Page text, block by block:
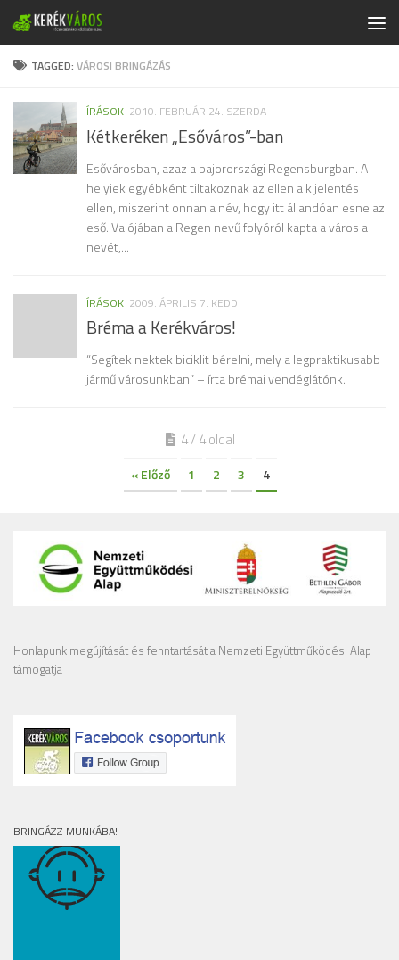
Skip to content
TAGGED:VÁROSI BRINGÁZÁS
ÍRÁSOK 2010. FEBRUÁR 24. SZERDA
Kétkeréken „Esőváros”-ban
Esővárosban, azaz a bajorországi Regensburgban. A
helyiek egyébként tiltakoznak az ellen a kijelentés
ellen, miszerint onnan a név, hogy itt állandóan esne az
eső. Valójában a Regen nevű folyóról kapta a város a
nevét,...
ÍRÁSOK 2009. ÁPRILIS 7. KEDD
Bréma a Kerékváros!
“Segítek nektek biciklit bérelni, mely a legpraktikusabb
jármű városunkban” – írta brémai vendéglátónk.
4 / 4 oldal
« Előző 1 2 3 4
Honlapunk megújítását és fenntartását a Nemzeti Együttműködési Alap
támogatja
BRINGÁZZ MUNKÁBA!